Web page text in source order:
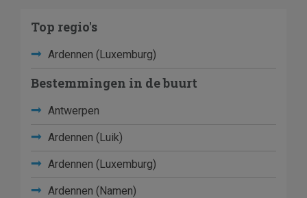
Top regio's
Ardennen (Luxemburg)
Bestemmingen in de buurt
Antwerpen
Ardennen (Luik)
Ardennen (Luxemburg)
Ardennen (Namen)